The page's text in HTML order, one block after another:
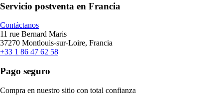
Servicio postventa en Francia
Contáctanos
11 rue Bernard Maris
37270 Montlouis-sur-Loire, Francia
+33 1 86 47 62 58
Pago seguro
Compra en nuestro sitio con total confianza